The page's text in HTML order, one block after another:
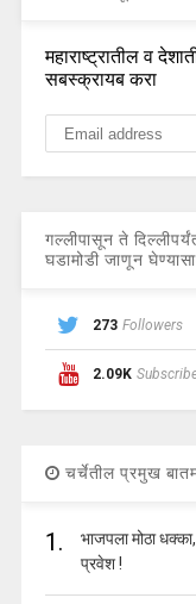
महाराष्ट्रातील व
सबस्क्रायब करा
गल्लीपासून ते
घडामोडी जाणून
273 Followers
2.09K
चर्चेतील प्रमुख
1.
भाजपला मोठा धक्का,
प्रवेश !